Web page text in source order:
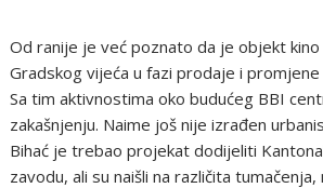
Od ranije je već poznato da je objekt
Gradskog vijeća u fazi prodaje i promjene
Sa tim aktivnostima oko budućeg BBI
zakašnjenju. Naime još nije izrađen
Bihać je trebao projekat dodijeliti
zavodu, ali su naišli na različita